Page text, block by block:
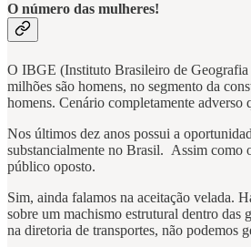
O número das mulheres!
O IBGE (Instituto Brasileiro de Geografia
milhões são homens, no segmento da
homens. Cenário completamente
Nos últimos dez anos possui a
substancialmente no Brasil. Assim como
público oposto.
Sim, ainda falamos na aceitação velada.
sobre um machismo estrutural dentro das
na diretoria de transportes, não podemos